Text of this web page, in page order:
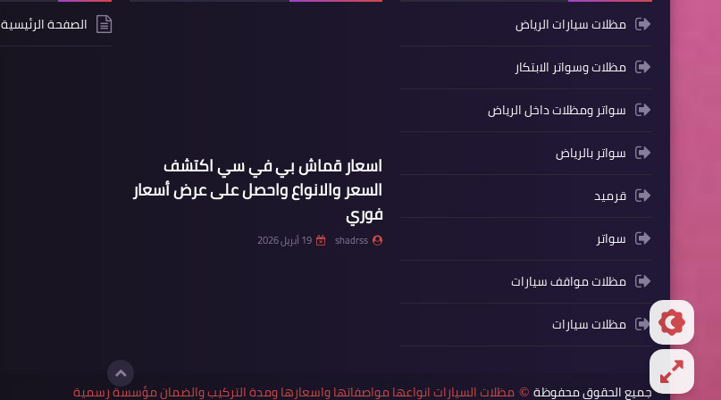
مظلات سيارات الرياض
مظلات وسواتر الابتكار
سواتر ومظلات داخل الرياض
سواتر بالرياض
قرميد
سواتر
مظلات مواقف سيارات
مظلات سيارات
اسعار قماش بي في سي اكتشف
السعر والانواع واحصل على عرض أسعار
فوري
shadrss 19 أبريل 2026
الصفحة الرئيسية
جميع الحقوق محفوظة © مظلات السيارات انواعها مواصفاتها واسعارها ومدة التركيب والضمان مؤسسة رسمية